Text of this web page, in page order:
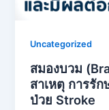
Uncategorized
สมองบวม
สาเหตุ การรั
ป่วย Stroke